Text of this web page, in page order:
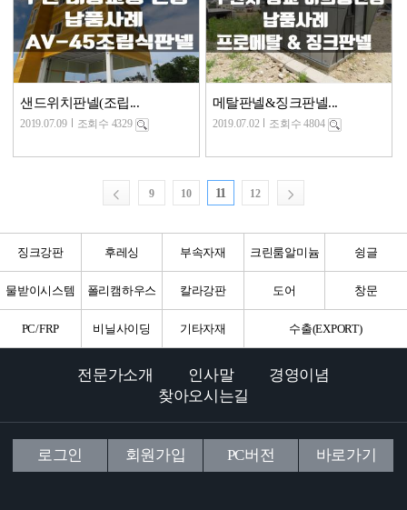
샌드위치판넬(조립...
2019.07.09 조회수 4329
메탈판넬&징크판넬...
2019.07.02 조회수 4804
9 10 11 12
징크강판 후레싱 부속자재 크린룸알미늄 슁글
물받이시스템 폴리캠하우스 칼라강판 도어 창문
PC/FRP 비닐사이딩 기타자재 수출(EXPORT)
전문가소개 인사말
경영이념
찾아오시는길
로그인 회원가입 PC버전 바로가기